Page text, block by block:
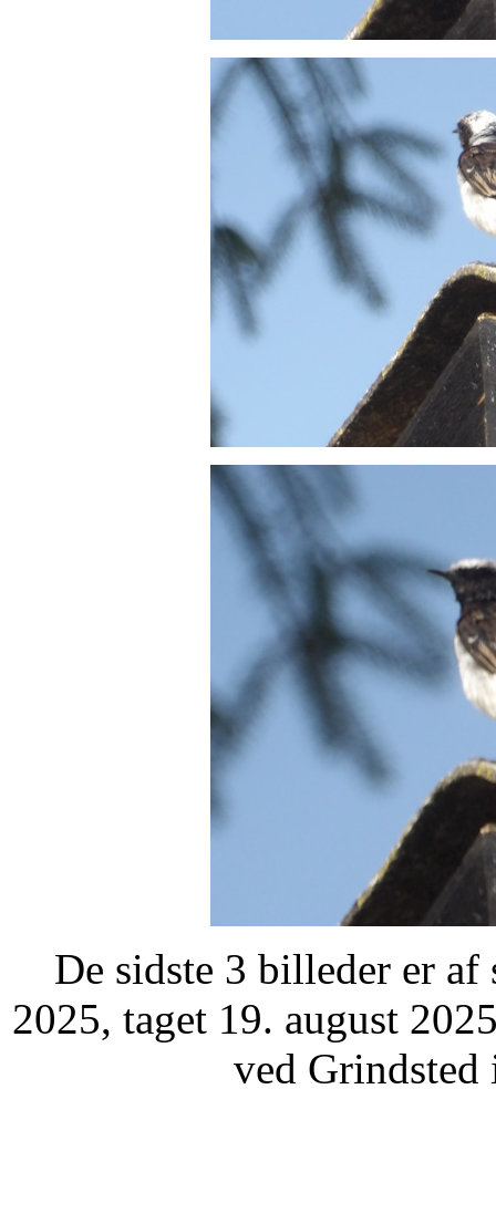
De sidste 3 billeder er af
2025, taget 19. august
ved